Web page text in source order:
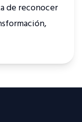
de reconocer